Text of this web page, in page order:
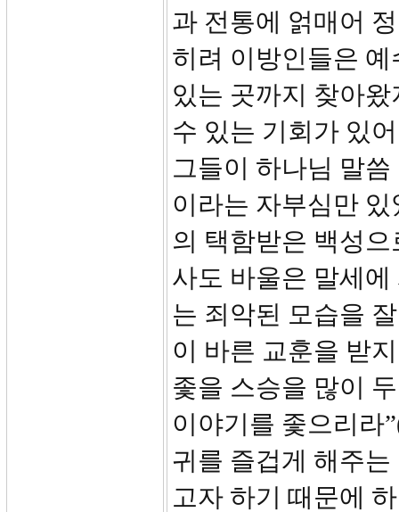
과 전통에 얽매어
히려 이방인들은
있는 곳까지 찾아
수 있는 기회가 있
그들이 하나님 말
이라는 자부심만
의 택함받은 백성
사도 바울은 말세
는 죄악된 모습을
이 바른 교훈을 받
좇을 스승을 많이
이야기를 좇으리라
귀를 즐겁게 해주
고자 하기 때문에